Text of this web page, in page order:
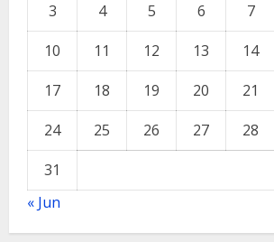
3
4 5 6 7
10
11 12 13 14
17
18 19 20 21
24
25 26 27 28
31
« Jun